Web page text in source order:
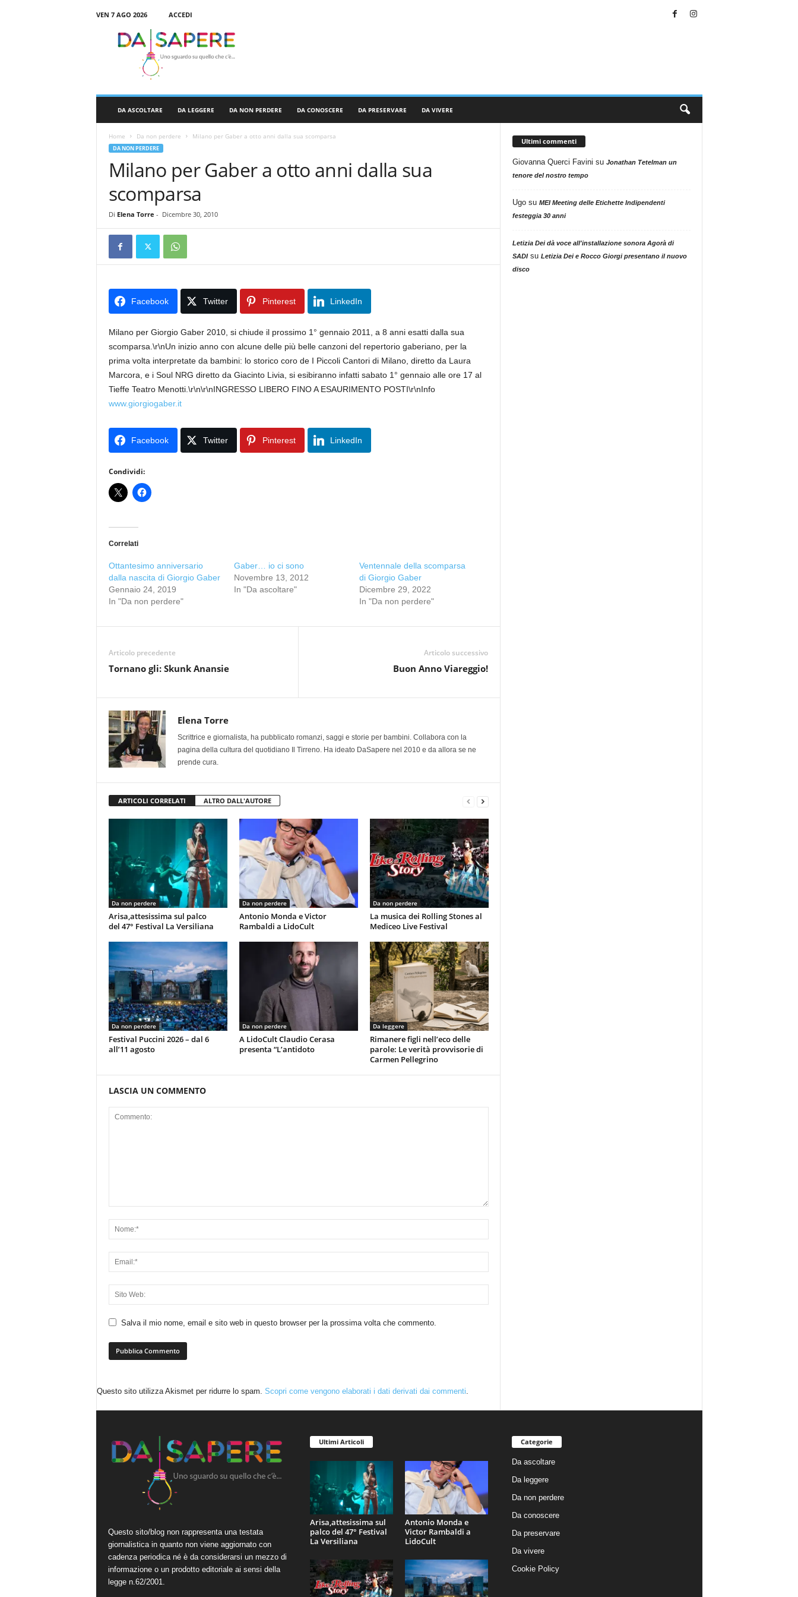
VEN 7 AGO 2026
ACCEDI
DA ASCOLTARE DA LEGGERE DA NON PERDERE DA CONOSCERE DA PRESERVARE DA VIVERE
Home Da non perdere Milano per Gaber a otto anni dalla sua scomparsa
DA NON PERDERE
Milano per Gaber a otto anni dalla sua
scomparsa
Di Elena Torre - Dicembre 30, 2010
Facebook Twitter Pinterest LinkedIn
Milano per Giorgio Gaber 2010, si chiude il prossimo 1° gennaio 2011, a 8 anni esatti dalla sua
scomparsa.\r\nUn inizio anno con alcune delle più belle canzoni del repertorio gaberiano, per la
prima volta interpretate da bambini: lo storico coro de I Piccoli Cantori di Milano, diretto da Laura
Marcora, e i Soul NRG diretto da Giacinto Livia, si esibiranno infatti sabato 1° gennaio alle ore 17 al
Tieffe Teatro Menotti.\r\n\r\nINGRESSO LIBERO FINO A ESAURIMENTO POSTI\r\nInfo
www.giorgiogaber.it
Facebook Twitter Pinterest LinkedIn
Condividi:
Correlati
Ottantesimo anniversario
dalla nascita di Giorgio Gaber
Gennaio 24, 2019
In "Da non perdere"
Gaber… io ci sono
Novembre 13, 2012
In "Da ascoltare"
Ventennale della scomparsa
di Giorgio Gaber
Dicembre 29, 2022
In "Da non perdere"
Articolo precedente
Tornano gli: Skunk Anansie
Articolo successivo
Buon Anno Viareggio!
Elena Torre
Scrittrice e giornalista, ha pubblicato romanzi, saggi e storie per bambini. Collabora con la
pagina della cultura del quotidiano Il Tirreno. Ha ideato DaSapere nel 2010 e da allora se ne
prende cura.
ARTICOLI CORRELATI ALTRO DALL'AUTORE
Da non perdere
Arisa,attesissima sul palco
del 47° Festival La Versiliana
Da non perdere
Antonio Monda e Victor
Rambaldi a LidoCult
Da non perdere
La musica dei Rolling Stones al
Mediceo Live Festival
Da non perdere
Festival Puccini 2026 – dal 6
all’11 agosto
Da non perdere
A LidoCult Claudio Cerasa
presenta “L’antidoto
Da leggere
Rimanere figli nell’eco delle
parole: Le verità provvisorie di
Carmen Pellegrino
LASCIA UN COMMENTO
Salva il mio nome, email e sito web in questo browser per la prossima volta che commento.
Questo sito utilizza Akismet per ridurre lo spam. Scopri come vengono elaborati i dati derivati dai commenti.
Ultimi commenti
Giovanna Querci Favini su Jonathan Tetelman un
tenore del nostro tempo
Ugosu MEI Meeting delle Etichette Indipendenti
festeggia 30 anni
Letizia Dei dà voce all'installazione sonora Agorà di
SADIsu Letizia Dei e Rocco Giorgi presentano il nuovo
disco
Questo sito/blog non rappresenta una testata
giornalistica in quanto non viene aggiornato con
cadenza periodica né è da considerarsi un mezzo di
informazione o un prodotto editoriale ai sensi della
legge n.62/2001.
Ultimi Articoli
Arisa,attesissima sul
palco del 47° Festival
La Versiliana
Antonio Monda e
Victor Rambaldi a
LidoCult
Categorie
Da ascoltare
Da leggere
Da non perdere
Da conoscere
Da preservare
Da vivere
Cookie Policy